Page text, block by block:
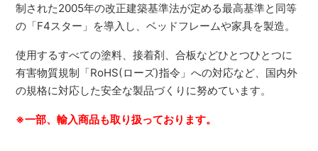
制された2005年の改正建築基準法が定める最高基準と同等
の「F4スター」を導入し、ベッドフレームや家具を製造。
使用するすべての塗料、接着剤、合板などひとつひとつに
有害物質規制「RoHS(ローズ)指令」への対応など、国内外
の規格に対応した安全な製品づくりに努めています。
※一部、輸入商品も取り扱っております。